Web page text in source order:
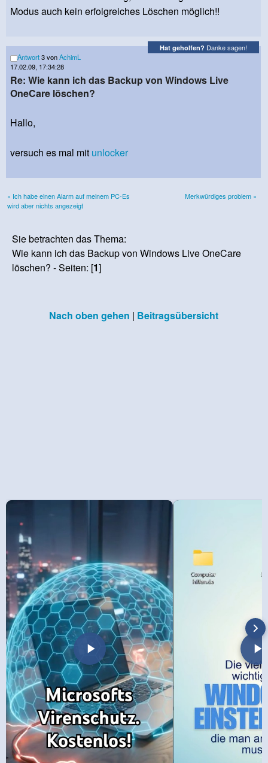
Modus auch kein erfolgreiches Löschen möglich!!
Hat geholfen? Danke sagen!
Antwort3 vonAchimL
17.02.09, 17:34:28
Re: Wie kann ich das Backup von Windows Live
OneCare löschen?
Hallo,
versuch es mal mit unlocker
« Ich habe einen Alarm auf meinem PC-Es
wird aber nichts angezeigt
Merkwürdiges problem »
Sie betrachten das Thema:
Wie kann ich das Backup von Windows Live OneCare
löschen? - Seiten: [1]
Nach oben gehen | Beitragsübersicht